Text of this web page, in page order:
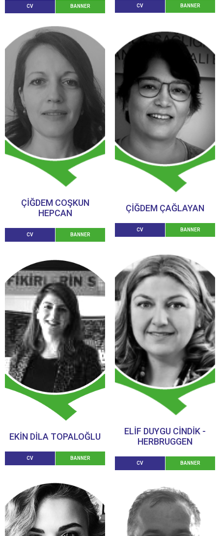
CV BANNER CV BANNER
ÇİĞDEM COŞKUN
HEPCAN
CV BANNER
ÇİĞDEM ÇAĞLAYAN
CV BANNER
EKİN DİLA TOPALOĞLU
CV BANNER
ELİF DUYGU CİNDİK -
HERBRUGGEN
CV BANNER